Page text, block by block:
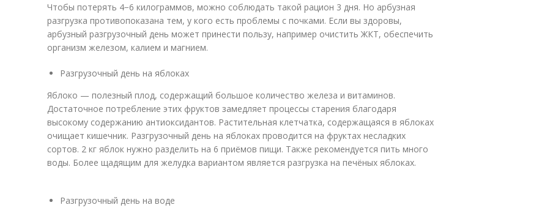
Чтобы потерять 4−6 килограммов, можно соблюдать такой рацион 3 дня. Но арбузная
разгрузка противопоказана тем, у кого есть проблемы с почками. Если вы здоровы,
арбузный разгрузочный день может принести пользу, например очистить ЖКТ, обеспечить
организм железом, калием и магнием.
Разгрузочный день на яблоках
Яблоко — полезный плод, содержащий большое количество железа и витаминов.
Достаточное потребление этих фруктов замедляет процессы старения благодаря
высокому содержанию антиоксидантов. Растительная клетчатка, содержащаяся в яблоках
очищает кишечник. Разгрузочный день на яблоках проводится на фруктах несладких
сортов. 2 кг яблок нужно разделить на 6 приёмов пищи. Также рекомендуется пить много
воды. Более щадящим для желудка вариантом является разгрузка на печёных яблоках.
Разгрузочный день на воде